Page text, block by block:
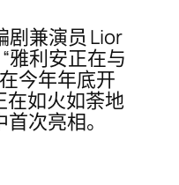
剧兼演员 Lior
雅利安正在与
今年年底开
在如火如荼地
次亮相。